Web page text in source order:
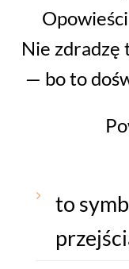
Nie zdradzę
— bo to
to